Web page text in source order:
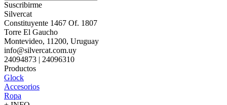
Suscribirme
Silvercat
Constituyente 1467 Of. 1807
Torre El Gaucho
Montevideo, 11200, Uruguay
info@silvercat.com.uy
24094873 | 24096310
Productos
Glock
Accesorios
Ropa